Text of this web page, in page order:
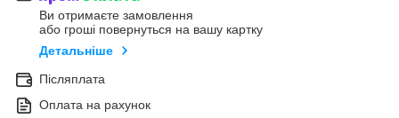
Ви отримаєте замовлення
або гроші повернуться на вашу картку
Детальніше
Післяплата
Оплата на рахунок